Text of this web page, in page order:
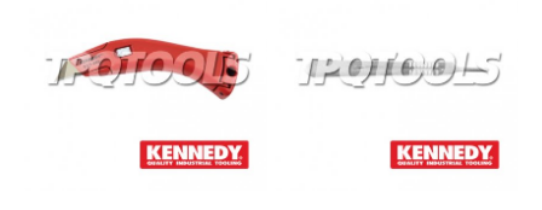
in the hand, with high
carbon steel blades. Up to
five spare blades can be
Retractable, Contour Grip -
Complete with 5 Blades